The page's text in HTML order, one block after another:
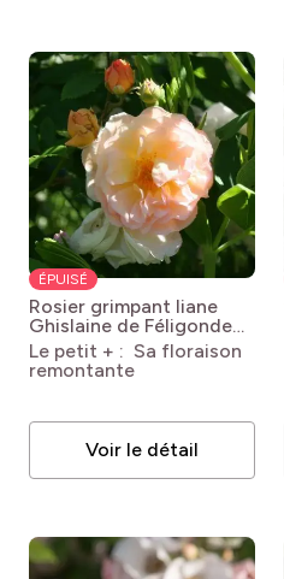
ÉPUISÉ
Rosier grimpant liane
Ghislaine de Féligonde
Rosa x multiflora
Ghislaine de Féligonde
Le petit + : Sa floraison
remontante
Voir le détail